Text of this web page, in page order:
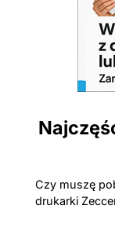
Czy muszę
drukarki